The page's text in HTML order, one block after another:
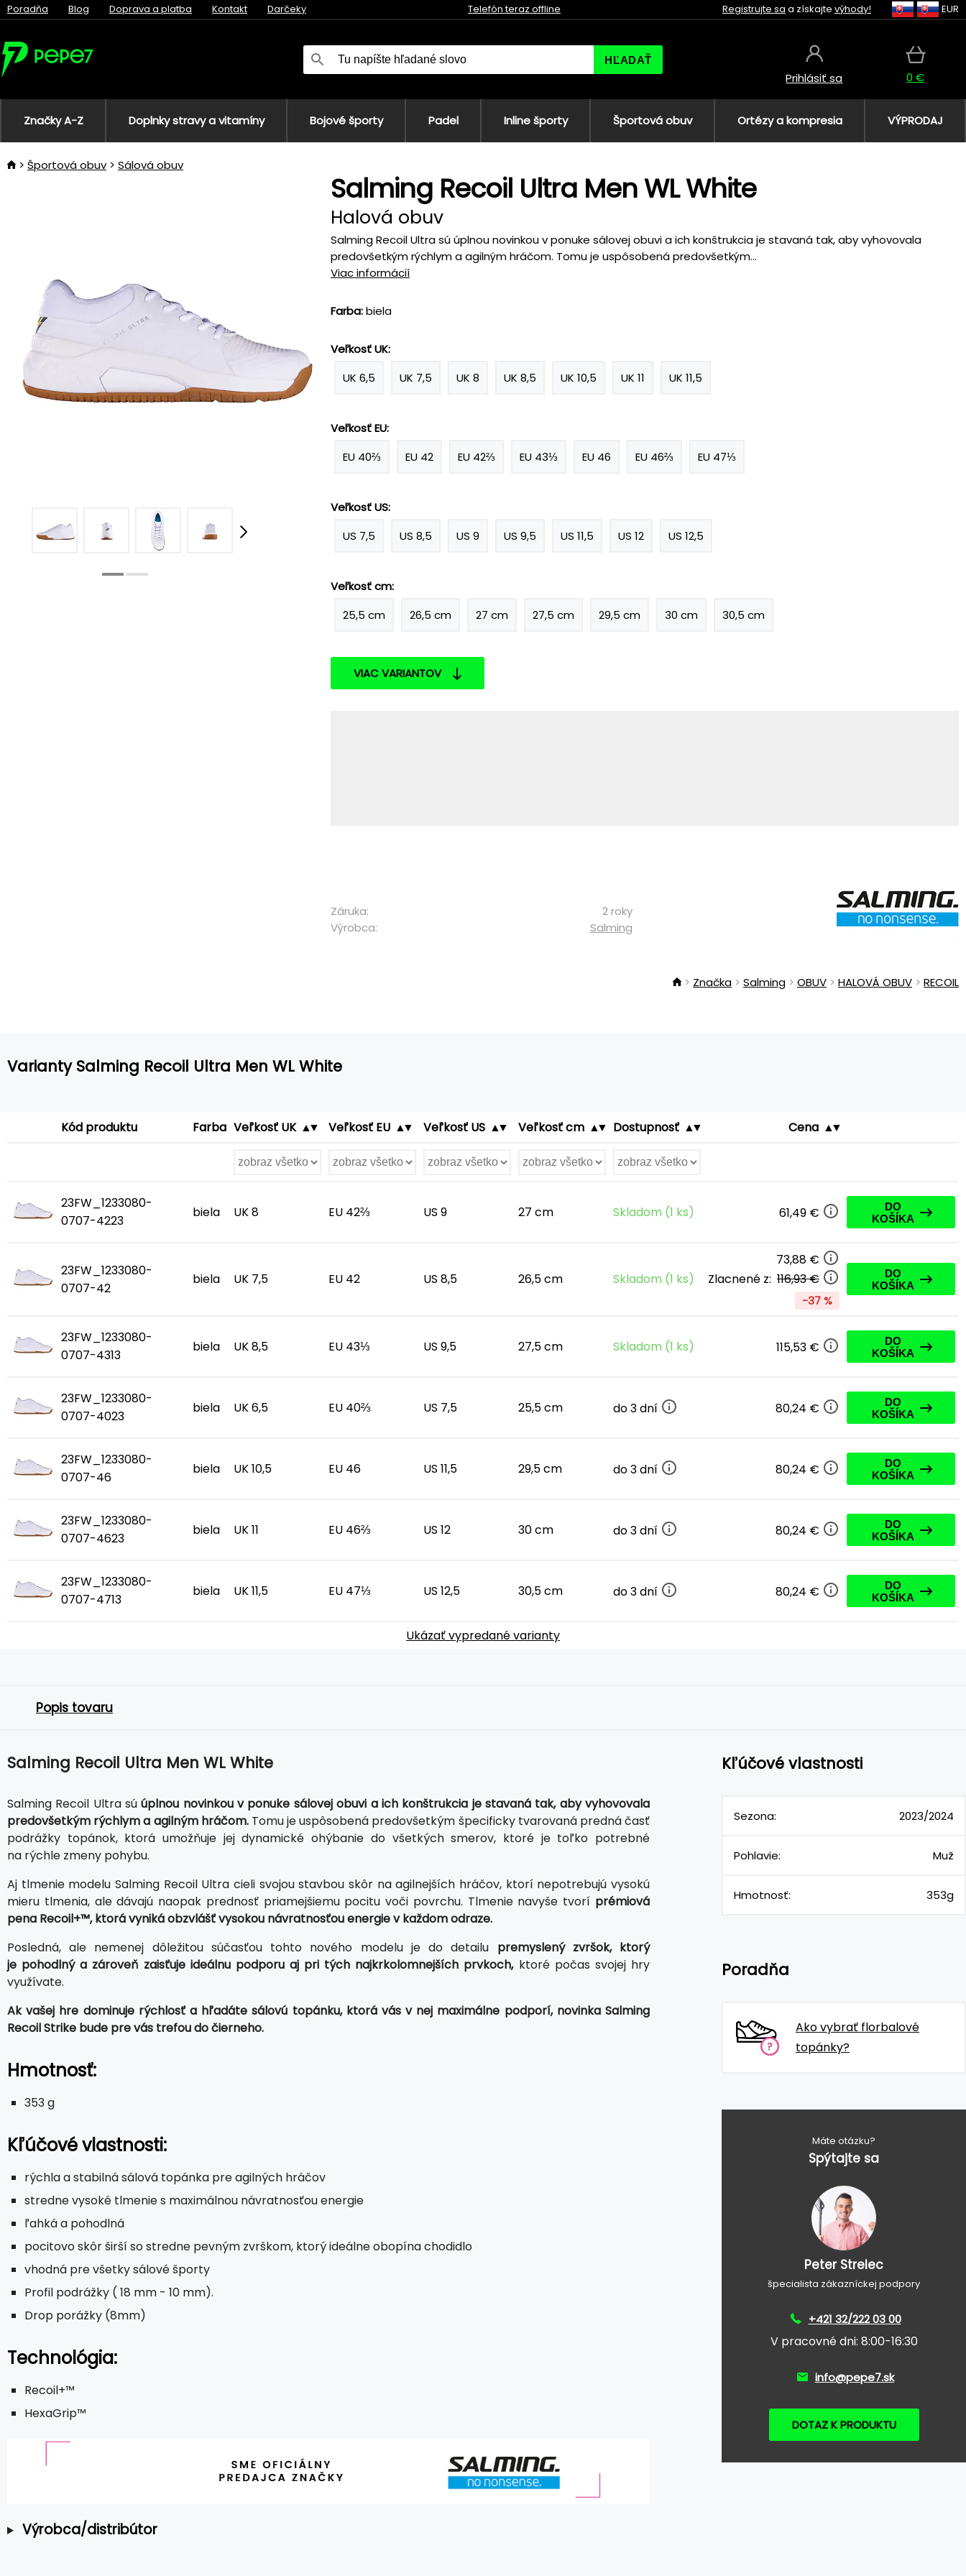
Poradňa Blog Doprava a platba Kontakt Darčeky Telefón teraz offline Registrujte sa a získajte výhody! EUR
HĽADAŤ
Prihlásiť sa 0 €
Značky A-Z Doplnky stravy a vitamíny Bojové športy Padel Inline športy Športová obuv Ortézy a kompresia VÝPRODAJ
Športová obuv Sálová obuv
Salming Recoil Ultra Men WL White
Halová obuv
Salming Recoil Ultra sú úplnou novinkou v ponuke sálovej obuvi a ich konštrukcia je stavaná tak, aby vyhovovala
predovšetkým rýchlym a agilným hráčom. Tomu je uspôsobená predovšetkým...
Viac informácií
Farba:biela
Veľkosť UK:
UK 6,5
UK 7,5 UK 8 UK 8,5 UK 10,5 UK 11 UK 11,5
Veľkosť EU:
EU 40⅔
EU 42 EU 42⅔ EU 43⅓ EU 46 EU 46⅔ EU 47⅓
Veľkosť US:
US 7,5
US 8,5 US 9 US 9,5 US 11,5 US 12 US 12,5
Veľkosť cm:
25,5 cm
26,5 cm 27 cm 27,5 cm 29,5 cm 30 cm 30,5 cm
VIAC VARIANTOV
Záruka:
2 roky
Výrobca:
Salming
Značka Salming OBUV HALOVÁ OBUV RECOIL
Varianty Salming Recoil Ultra Men WL White
Kód produktu Farba Veľkosť UK Veľkosť EU Veľkosť US Veľkosť cm Dostupnosť Cena
23FW_1233080-
0707-4223
biela UK 8 EU 42⅔ US 9 27 cm Skladom (1 ks) 61,49 €
DO
KOŠÍKA
23FW_1233080-
0707-42
biela UK 7,5 EU 42 US 8,5 26,5 cm Skladom (1 ks)
73,88 €
Zlacnené z: 116,93 €
-37 %
DO
KOŠÍKA
23FW_1233080-
0707-4313
biela UK 8,5 EU 43⅓ US 9,5 27,5 cm Skladom (1 ks) 115,53 €
DO
KOŠÍKA
23FW_1233080-
0707-4023
biela UK 6,5 EU 40⅔ US 7,5 25,5 cm do 3 dní 80,24 €
DO
KOŠÍKA
23FW_1233080-
0707-46
biela UK 10,5 EU 46 US 11,5 29,5 cm do 3 dní 80,24 €
DO
KOŠÍKA
23FW_1233080-
0707-4623
biela UK 11 EU 46⅔ US 12 30 cm do 3 dní 80,24 €
DO
KOŠÍKA
23FW_1233080-
0707-4713
biela UK 11,5 EU 47⅓ US 12,5 30,5 cm do 3 dní 80,24 €
DO
KOŠÍKA
Ukázať vypredané varianty
Popis tovaru
Salming Recoil Ultra Men WL White
Salming Recoil Ultra súúplnou novinkou v ponuke sálovej obuvi a ich konštrukcia je stavaná tak, aby vyhovovala
predovšetkým rýchlym a agilným hráčom.Tomu je uspôsobená predovšetkým špecificky tvarovaná predná časť
podrážky topánok, ktorá umožňuje jej dynamické ohýbanie do všetkých smerov, ktoré je toľko potrebné
na rýchle zmeny pohybu.
Aj tlmenie modelu Salming Recoil Ultra cieli svojou stavbou skôr na agilnejších hráčov, ktorí nepotrebujú vysokú
mieru tlmenia, ale dávajú naopak prednosť priamejšiemu pocitu voči povrchu. Tlmenie navyše tvorí prémiová
pena Recoil+™, ktorá vyniká obzvlášť vysokou návratnosťou energie v každom odraze.
Posledná, ale nemenej dôležitou súčasťou tohto nového modelu je do detailu premyslený zvršok, ktorý
je pohodlný a zároveň zaisťuje ideálnu podporu aj pri tých najkrkolomnejších prvkoch,ktoré počas svojej hry
využívate.
Ak vašej hre dominuje rýchlosť a hľadáte sálovú topánku, ktorá vás v nej maximálne podporí, novinka Salming
Recoil Strike bude pre vás trefou do čierneho.
Hmotnosť:
353 g
Kľúčové vlastnosti:
rýchla a stabilná sálová topánka pre agilných hráčov
stredne vysoké tlmenie s maximálnou návratnosťou energie
ľahká a pohodlná
pocitovo skôr širší so stredne pevným zvrškom, ktorý ideálne obopína chodidlo
vhodná pre všetky sálové športy
Profil podrážky ( 18 mm - 10 mm).
Drop porážky (8mm)
Technológia:
Recoil+™
HexaGrip™
Výrobca/distribútor
Kľúčové vlastnosti
Sezona: 2023/2024
Pohlavie: Muž
Hmotnosť: 353g
Poradňa
Ako vybrať florbalové
topánky?
Máte otázku?
Spýtajte sa
Peter Strelec
špecialista zákazníckej podpory
+421 32/222 03 00
V pracovné dni: 8:00-16:30
info@pepe7.sk
DOTAZ K PRODUKTU